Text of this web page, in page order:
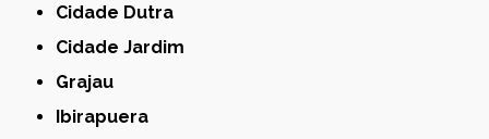
Cidade Dutra
Cidade Jardim
Grajau
Ibirapuera